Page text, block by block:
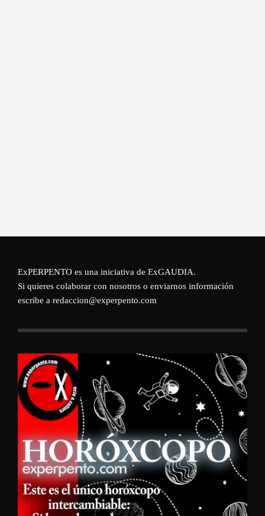
ExPERPENTO es una iniciativa de ExGAUDIA.
Si quieres colaborar con nosotros o enviarnos información
escribe a redaccion@experpento.com